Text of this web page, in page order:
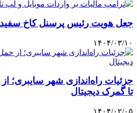
جعل هویت رئیس پرسنل کاخ سفید
۱۴۰۴/۰۳/۱۰
جزئیات راه‌اندازی شهر سایبری؛
تا گمرک دیجیتال
۱۴۰۴/۰۲/۰۵